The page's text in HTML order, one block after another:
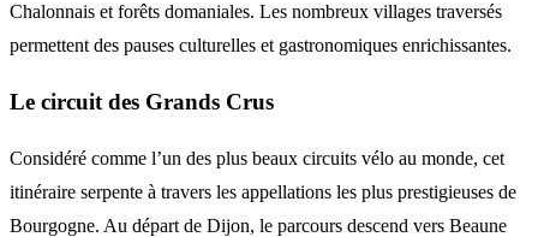
Chalonnais et forêts domaniales. Les nombreux villages traversés
permettent des pauses culturelles et gastronomiques enrichissantes.
Le circuit des Grands Crus
Considéré comme l’un des plus beaux circuits vélo au monde, cet
itinéraire serpente à travers les appellations les plus prestigieuses de
Bourgogne. Au départ de Dijon, le parcours descend vers Beaune